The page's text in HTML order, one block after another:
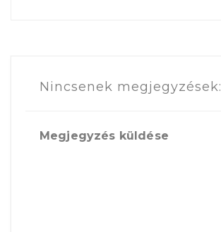
Nincsenek megjegyzések:
Megjegyzés küldése